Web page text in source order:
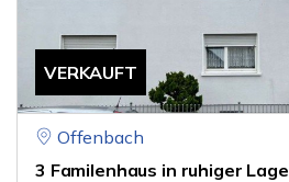
VERKAUFT
Offenbach
3 Familenhaus in ruhiger Lage